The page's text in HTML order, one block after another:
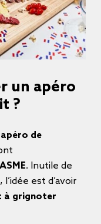
un apéro
?
apéro de
. Inutile de
, l’idée est d’avoir
à grignoter